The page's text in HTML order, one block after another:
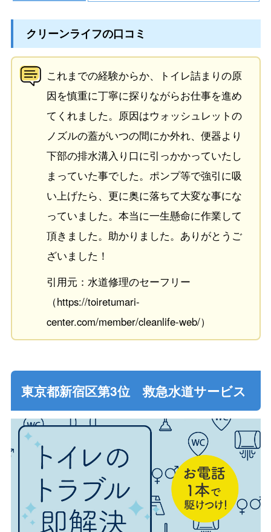
クリーンライフの口コミ
これまでの経験からか、トイレ詰まりの原
因を慎重に丁寧に探りながらお仕事を進め
てくれました。原因はウォッシュレットの
ノズルの蓋がいつの間にか外れ、便器より
下部の排水溝入り口に引っかかっていたし
まっていた事でした。ポンプ等で強引に吸
い上げたら、更に奥に落ちて大変な事にな
っていました。本当に一生懸命に作業して
頂きました。助かりました。ありがとうご
ざいました！
引用元：水道修理のセーフリー
（https://toiretumari-
center.com/member/cleanlife-web/）
東京都新宿区第3位 救急水道サービス